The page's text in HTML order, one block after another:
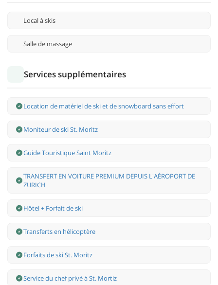
Local à skis
Salle de massage
Services supplémentaires
Location de matériel de ski et de snowboard sans effort
Moniteur de ski St. Moritz
Guide Touristique Saint Moritz
TRANSFERT EN VOITURE PREMIUM DEPUIS L'AÉROPORT DE
ZURICH
Hôtel + Forfait de ski
Transferts en hélicoptère
Forfaits de ski St. Moritz
Service du chef privé à St. Mortiz